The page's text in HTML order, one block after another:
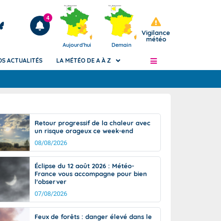
Articles
4
Aujourd'hui Demain
Vigilance
météo
de
Phénomènes dangereux de J+2 à J+7
Avertissement pluies intenses à l'échelle
des communes (Apic)
Bulletins Marine
Bulletins d'estimation du risque
d'avalanche
Météo des forêts
Vigicrues
ACTUALITÉS LA MÉTÉO DE A À Z
Retour progressif de la chaleur avec
un risque orageux ce week-end
08/08/2026
Éclipse du 12 août 2026 : Météo-
France vous accompagne pour bien
l'observer
07/08/2026
Feux de forêts : danger élevé dans le